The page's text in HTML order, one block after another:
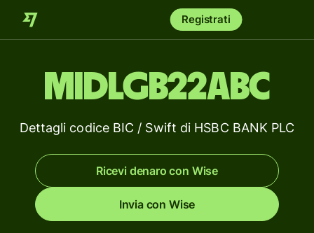
Registrati
MIDLGB22ABC
Dettagli codice BIC / Swift di HSBC BANK PLC
Ricevi denaro con Wise
Invia con Wise